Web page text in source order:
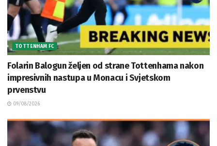
TOTTENHAM FC
Folarin Balogun željen od strane Tottenhama nakon
impresivnih nastupa u Monacu i Svjetskom
prvenstvu
09/08/2026